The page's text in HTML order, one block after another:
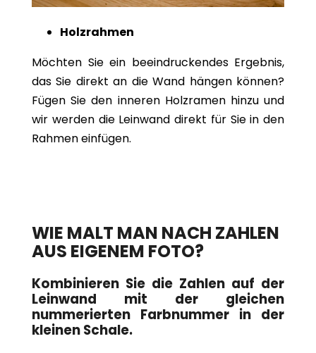
Holzrahmen
Möchten Sie ein beeindruckendes Ergebnis,
das Sie direkt an die Wand hängen können?
Fügen Sie den inneren Holzramen hinzu und
wir werden die Leinwand direkt für Sie in den
Rahmen einfügen.
WIE MALT MAN NACH ZAHLEN
AUS EIGENEM FOTO?
Kombinieren Sie die Zahlen auf der
Leinwand mit der gleichen
nummerierten Farbnummer in der
kleinen Schale.